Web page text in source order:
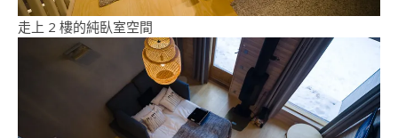
走上 2 樓的純臥室空間